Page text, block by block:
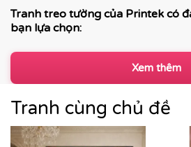
Tranh treo tường của Printek có
bạn lựa chọn:
Xem thêm
Tranh cùng chủ đề